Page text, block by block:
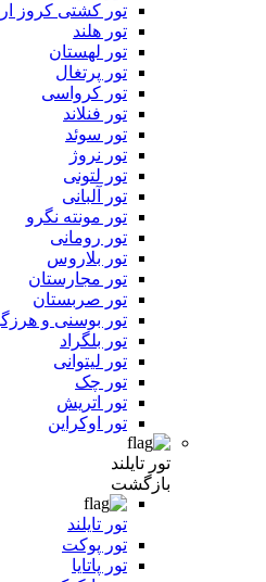
تور کشتی کروز اروپا
تور هلند
تور لهستان
تور پرتغال
تور کرواسی
تور فنلاند
تور سوئد
تور نروژ
تور لتونی
تور آلبانی
تور مونته نگرو
تور رومانی
تور بلاروس
تور مجارستان
تور صربستان
تور بوسنی و هرزگوین
تور بلگراد
تور لیتوانی
تور چک
تور اتریش
تور اوکراین
تور تایلند
بازگشت
تور تایلند
تور پوکت
تور پاتایا